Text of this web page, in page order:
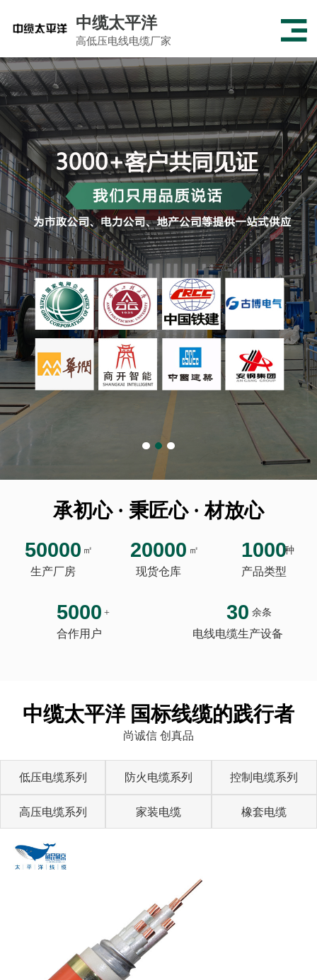
中缆太平洋
高低压电线电缆厂家
承初心 · 秉匠心 · 材放心
50000 ㎡
生产厂房
20000 ㎡
现货仓库
1000种
产品类型
5000 +
合作用户
30 余条
电线电缆生产设备
中缆太平洋 国标线缆的践行者
尚诚信 创真品
低压电缆系列 防火电缆系列 控制电缆系列
高压电缆系列 家装电缆 橡套电缆